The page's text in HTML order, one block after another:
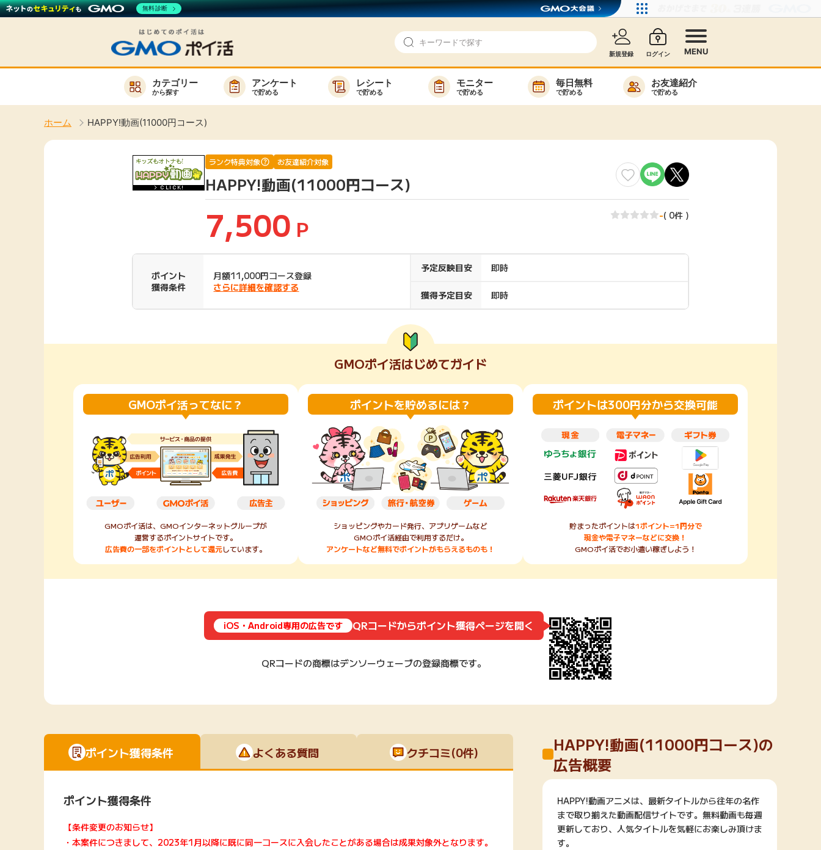
新規登録 ログイン MENU
お知らせ
新着
高還元
無料
ゲーム
買い物
モニター
特集一覧
ヘルプセンター
カテゴリー
から探す
アンケート
で貯める
レシート
で貯める
モニター
で貯める
毎日無料
で貯める
お友達紹介
で貯める
ホーム HAPPY!動画(11000円コース)
サービスから検索
Rakuten Fashion
楽天証券 楽天ビューティ
購入額の1%P
その他の楽天サービス
カテゴリーから検索
新着
ポイ活
お得情報
（貯まる・使えるお店）
情報
ランク特典対象 お友達紹介対象
HAPPY!動画(11000円コース)
7,500 P -( 0件 )
ポイント
獲得条件
月額11,000円コース登録
さらに詳細を確認する
予定反映目安 即時
獲得予定目安 即時
GMOポイ活はじめてガイド
GMOポイ活ってなに？
GMOポイ活は、GMOインターネットグループが
運営するポイントサイトです。
広告費の一部をポイントとして還元しています。
ポイントを貯めるには？
ショッピングやカード発行、アプリゲームなど
GMOポイ活経由で利用するだけ。
アンケートなど無料でポイントがもらえるものも！
ポイントは300円分から交換可能
貯まったポイントは1ポイント=1円分で
現金や電子マネーなどに交換！
GMOポイ活でお小遣い稼ぎしよう！
iOS・Android専用の広告です QRコードからポイント獲得ページを開く
QRコードの商標はデンソーウェーブの登録商標です。
ポイント獲得条件 よくある質問 クチコミ(0件)
ポイント獲得条件
【条件変更のお知らせ】
・本案件につきまして、2023年1月以降に既に同一コースに入会したことがある場合は成果対象外となります。
HAPPY!動画(11000円コース)の
広告概要
HAPPY!動画アニメは、最新タイトルから往年の名作
まで取り揃えた動画配信サイトです。無料動画も毎週
更新しており、人気タイトルを気軽にお楽しみ頂けま
す。
無料診断